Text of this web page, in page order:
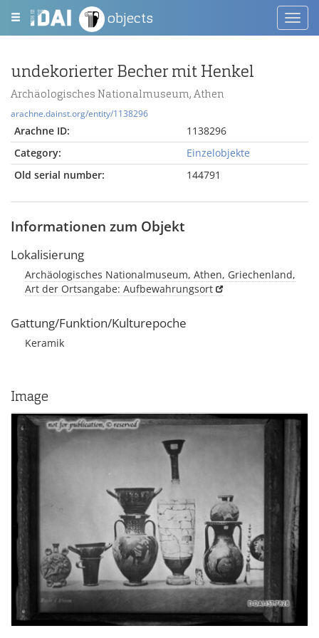
objects
undekorierter Becher mit Henkel
Archäologisches Nationalmuseum, Athen
arachne.dainst.org/entity/1138296
Arachne ID:
1138296
Category:
Einzelobjekte
Old serial number:
144791
Informationen zum Objekt
Lokalisierung
Archäologisches Nationalmuseum, Athen, Griechenland,
Art der Ortsangabe: Aufbewahrungsort
Gattung/Funktion/Kulturepoche
Keramik
Image